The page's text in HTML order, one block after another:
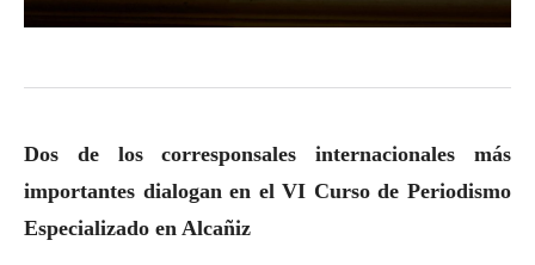
Dos de los corresponsales internacionales más
importantes dialogan en el VI Curso de Periodismo
Especializado en Alcañiz